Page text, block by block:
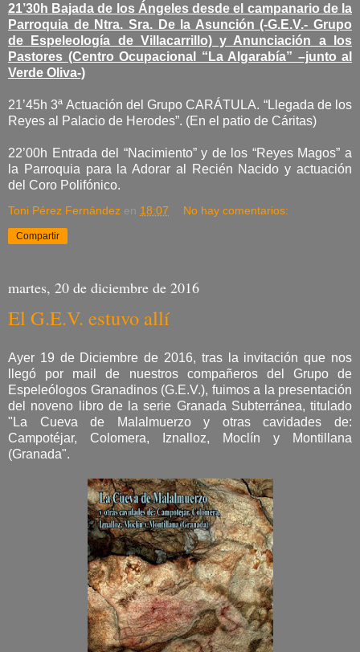
21’30h Bajada de los Ángeles desde el campanario de la
Parroquia de Ntra. Sra. De la Asunción (-G.E.V.- Grupo
de Espeleología de Villacarrillo) y Anunciación a los
Pastores (Centro Ocupacional “La Algarabía” –junto al
Verde Oliva-)
21’45h 3ª Actuación del Grupo CARÁTULA. “Llegada de los
Reyes al Palacio de Herodes”. (En el patio de Cáritas)
22’00h Entrada del “Nacimiento” y de los “Reyes Magos” a
la Parroquia para la Adorar al Recién Nacido y actuación
del Coro Polifónico.
Toni Pérez Fernández en 18:07 No hay comentarios:
Compartir
martes, 20 de diciembre de 2016
El G.E.V. estuvo allí
Ayer 19 de Diciembre de 2016, tras la invitación que nos
llegó por mail de nuestros compañeros del Grupo de
Espeleólogos Granadinos (G.E.V.), fuimos a la presentación
del noveno libro de la serie Granada Subterránea, titulado
"La Cueva de Malalmuerzo y otras cavidades de:
Campotéjar, Colomera, Iznalloz, Moclín y Montillana
(Granada".